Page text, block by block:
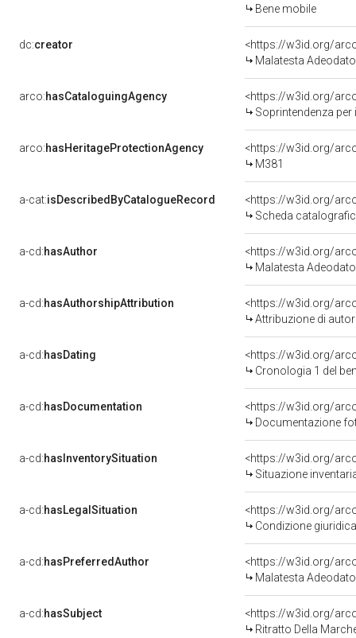
Bene mobile
dc:creator
<https://w3id.org/
Malatesta
arco:hasCataloguingAgency
<https://w3id.org/
Soprintendenza per
arco:hasHeritageProtectionAgency
<https://w3id.org/
M381
a-cat:isDescribedByCatalogueRecord
<https://w3id.org/
Scheda
a-cd:hasAuthor
<https://w3id.org/
Malatesta
a-cd:hasAuthorshipAttribution
<https://w3id.org/
Attribuzione di
a-cd:hasDating
<https://w3id.org/
Cronologia 1 del
a-cd:hasDocumentation
Documentazione
a-cd:hasInventorySituation
<https://w3id.org/
Situazione
a-cd:hasLegalSituation
<https://w3id.org/
Condizione
a-cd:hasPreferredAuthor
<https://w3id.org/
Malatesta
a-cd:hasSubject
<https://w3id.org/
Ritratto Della